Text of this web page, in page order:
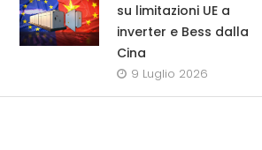
su limitazioni UE a
inverter e Bess dalla
Cina
9 Luglio 2026